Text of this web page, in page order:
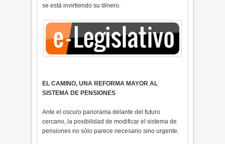
se está invirtiendo su dinero.
EL CAMINO, UNA REFORMA MAYOR AL
SISTEMA DE PENSIONES
Ante el oscuro panorama delante del futuro
cercano, la posibilidad de modificar el sistema de
pensiones no sólo parece necesario sino urgente.